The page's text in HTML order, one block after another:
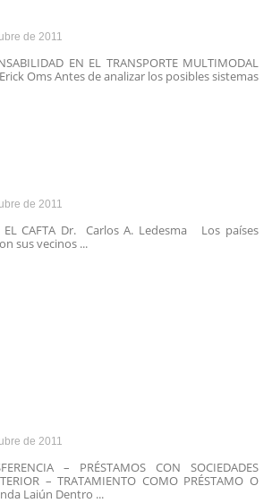
de 2011
EN EL TRANSPORTE MULTIMODAL
Erick Oms Antes de analizar los posibles sistemas
de 2011
EL CAFTA Dr. Carlos A. Ledesma Los países
sus vecinos ...
de 2011
– PRÉSTAMOS CON SOCIEDADES
– TRATAMIENTO COMO PRÉSTAMO O
Laiún Dentro ...